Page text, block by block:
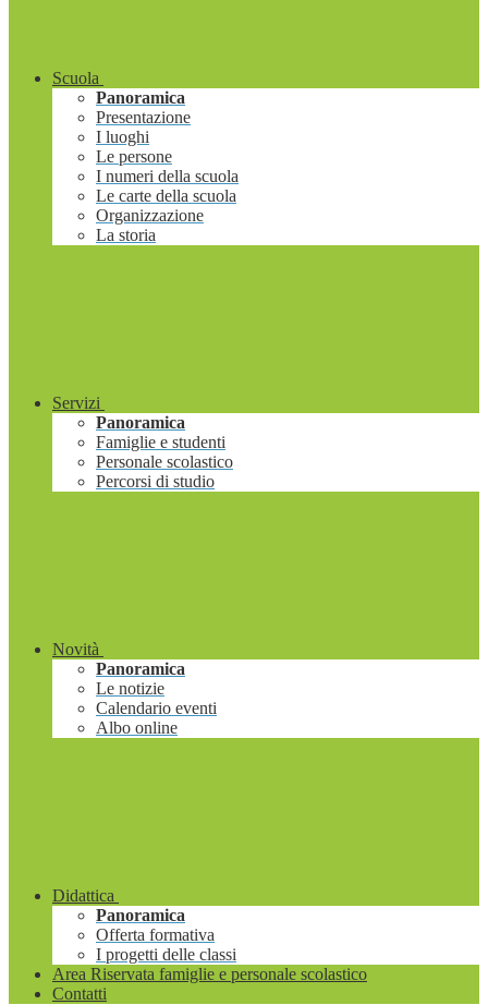
Scuola
Panoramica
Presentazione
I luoghi
Le persone
I numeri della scuola
Le carte della scuola
Organizzazione
La storia
Servizi
Panoramica
Famiglie e studenti
Personale scolastico
Percorsi di studio
Novità
Panoramica
Le notizie
Calendario eventi
Albo online
Didattica
Panoramica
Offerta formativa
I progetti delle classi
Area Riservata famiglie e personale scolastico
Contatti